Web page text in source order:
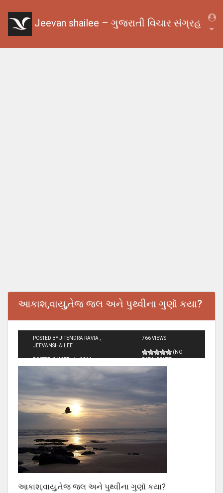
Jeevan shailee – ગુજરાતી વિચાર સંગ્રહ
આકાશ,વાયુ,તેજ જલ અને પુથ્વીના ગુણૉ કયા?
POSTED BY JITENDRA RAVIA ,
JEEVANSHAILEE
POSTED ON SEP - 1 - 2014
766 VIEWS
(NO
RATINGS YET)
આકાશ,વાયુ,તેજ જલ અને પુથ્વીના ગુણૉ કયા?